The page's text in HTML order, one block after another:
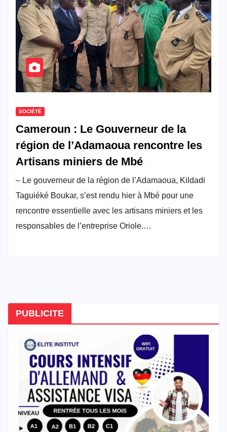
SOCIÉTÉ
Cameroun : Le Gouverneur de la
région de l’Adamaoua rencontre les
Artisans miniers de Mbé
– Le gouverneur de la région de l’Adamaoua, Kildadi
Taguiéké Boukar, s’est rendu hier à Mbé pour une
rencontre essentielle avec les artisans miniers et les
responsables de l’entreprise Oriole.…
PUBLICITE